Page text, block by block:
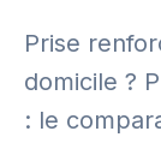
Prise
domicile ?
: le